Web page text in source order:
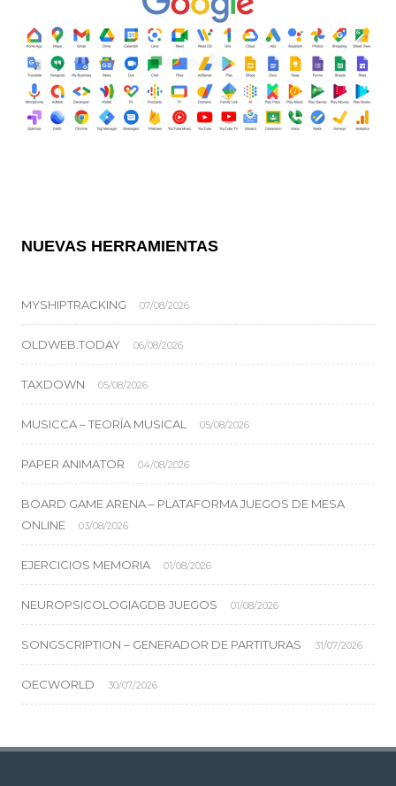
NUEVAS HERRAMIENTAS
MYSHIPTRACKING 07/08/2026
OLDWEB.TODAY 06/08/2026
TAXDOWN 05/08/2026
MUSICCA – TEORÍA MUSICAL 05/08/2026
PAPER ANIMATOR 04/08/2026
BOARD GAME ARENA – PLATAFORMA JUEGOS DE MESA
ONLINE
03/08/2026
EJERCICIOS MEMORIA 01/08/2026
NEUROPSICOLOGIAGDB JUEGOS 01/08/2026
SONGSCRIPTION – GENERADOR DE PARTITURAS 31/07/2026
OECWORLD 30/07/2026